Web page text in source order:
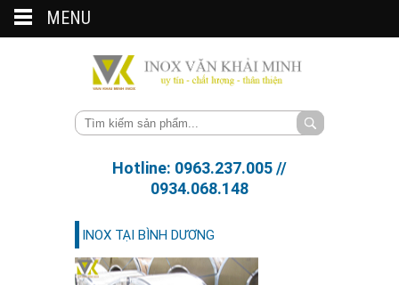
Hotline: 0963.237.005 //
0934.068.148
INOX TẠI BÌNH DƯƠNG
MENU